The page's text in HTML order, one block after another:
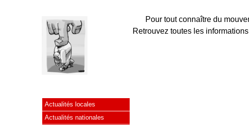
Pour tout connaître du
Retrouvez toutes les
Actualités locales
Actualités nationales